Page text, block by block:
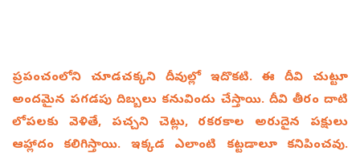
ప్రపంచంలోని చూడచక్కని దీవుల్లో ఇదొకటి. ఈ దీవి చుట్టూ
అందమైన పగడపు దిబ్బలు కనువిందు చేస్తాయి. దీవి తీరం దాటి
లోపలకు వెళితే, పచ్చని చెట్లు, రకరకాల అరుదైన పక్షులు
ఆహ్లాదం కలిగిస్తాయి. ఇక్కడ ఎలాంటి కట్టడాలూ కనిపించవు.